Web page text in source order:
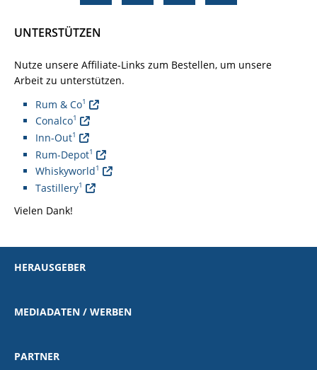
UNTERSTÜTZEN
Nutze unsere Affiliate-Links zum Bestellen, um unsere
Arbeit zu unterstützen.
Rum & Co1
Conalco1
Inn-Out1
Rum-Depot1
Whiskyworld1
Tastillery1
Vielen Dank!
HERAUSGEBER
MEDIADATEN / WERBEN
PARTNER